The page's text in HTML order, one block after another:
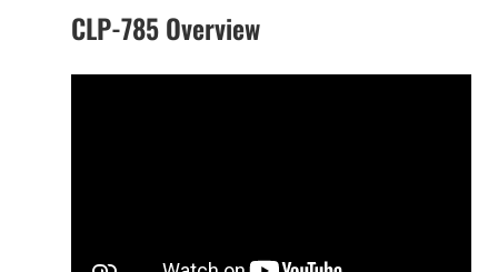
CLP-785 Overview